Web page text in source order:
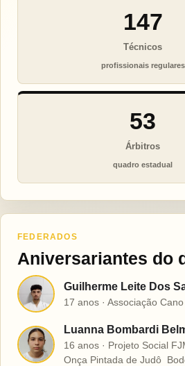
147
Técnicos
profissionais regulares
53
Árbitros
quadro estadual
FEDERADOS
Aniversariantes do
G Guilherme Leite Dos
17 anos · Associação
L
Luanna Bombardi
16 anos · Projeto Social
Onça Pintada de Judô 